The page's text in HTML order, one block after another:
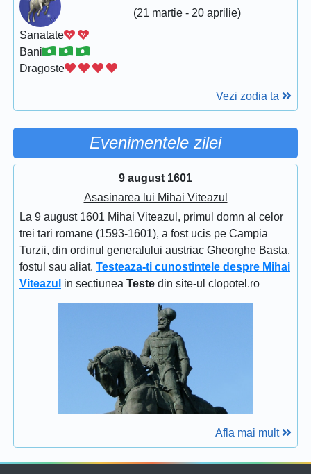
(21 martie - 20 aprilie)
Sanatate
Bani
Dragoste
Vezi zodia ta
Evenimentele zilei
9 august 1601
Asasinarea lui Mihai Viteazul
La 9 august 1601 Mihai Viteazul, primul domn al celor
trei tari romane (1593-1601), a fost ucis pe Campia
Turzii, din ordinul generalului austriac Gheorghe Basta,
fostul sau aliat. Testeaza-ti cunostintele despre Mihai
Viteazul in sectiunea Teste din site-ul clopotel.ro
Afla mai mult